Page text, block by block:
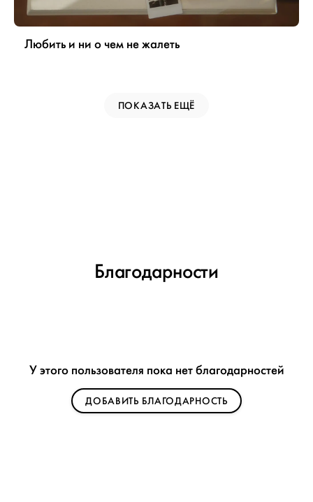
Любить и ни о чем не жалеть
ПОКАЗАТЬ ЕЩЁ
Благодарности
У этого пользователя пока нет благодарностей
ДОБАВИТЬ БЛАГОДАРНОСТЬ